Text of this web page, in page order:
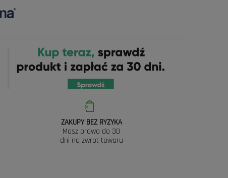
ZAKUPY BEZ RYZYKA
Masz prawo do 30
dni na zwrot towaru